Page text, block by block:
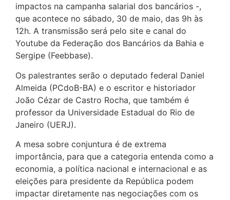
impactos na campanha salarial dos bancários -,
que acontece no sábado, 30 de maio, das 9h às
12h. A transmissão será pelo site e canal do
Youtube da Federação dos Bancários da Bahia e
Sergipe (Feebbase).
Os palestrantes serão o deputado federal Daniel
Almeida (PCdoB-BA) e o escritor e historiador
João Cézar de Castro Rocha, que também é
professor da Universidade Estadual do Rio de
Janeiro (UERJ).
A mesa sobre conjuntura é de extrema
importância, para que a categoria entenda como a
economia, a política nacional e internacional e as
eleições para presidente da República podem
impactar diretamente nas negociações com os